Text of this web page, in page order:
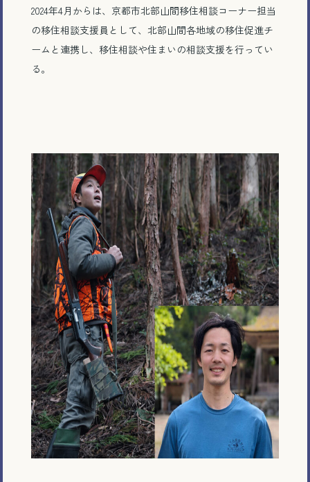
メール相談・面談予約
LINEで相談する
とじる
2024年4月からは、京都市北部山間移住相談コーナー担当
の移住相談支援員として、北部山間各地域の移住促進チ
ームと連携し、移住相談や住まいの相談支援を行ってい
る。